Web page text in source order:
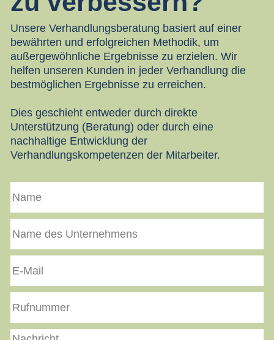
Unsere Verhandlungsberatung basiert auf einer
bewährten und erfolgreichen Methodik, um
außergewöhnliche Ergebnisse zu erzielen. Wir
helfen unseren Kunden in jeder Verhandlung die
bestmöglichen Ergebnisse zu erreichen.
Dies geschieht entweder durch direkte
Unterstützung (Beratung) oder durch eine
nachhaltige Entwicklung der
Verhandlungskompetenzen der Mitarbeiter.
des
Unternehmens
Mail
Nachricht